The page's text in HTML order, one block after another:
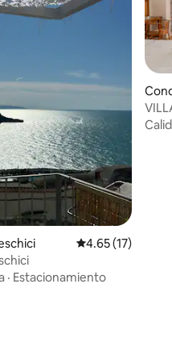
10 reseñas
Calificación
4.65 (17)
· Estacionamiento